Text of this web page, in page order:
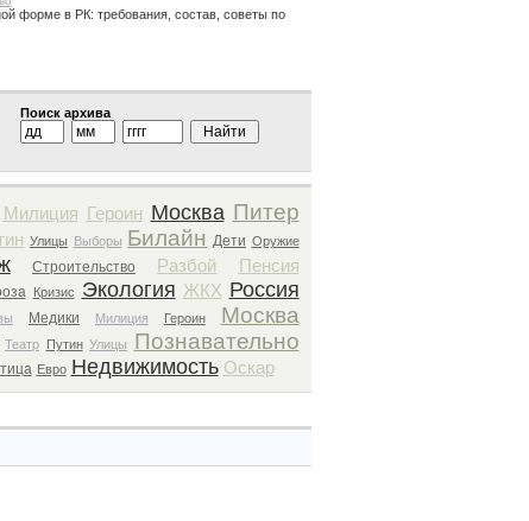
форме в РК: требования, состав, советы по
Поиск архива
Милиция Героин Москва Питер
Улицы Выборы Билайн Дети Оружие
Строительство Разбой Пенсия
Кризис Экология ЖКХ Россия
Медики Милиция Героин Москва
Театр Путин Улицы Познавательно
Евро Недвижимость Оскар